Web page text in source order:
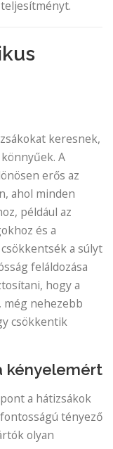
keresnek,
A
erős az
ahol minden
például az
és a
a súlyt
feláldozása
hogy a
még nehezebb
csökkentik
kényelemért
a hátizsákok
tényező
olyan